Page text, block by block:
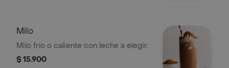
Milo
Milo frío o caliente con leche a elegir.
$ 15.900